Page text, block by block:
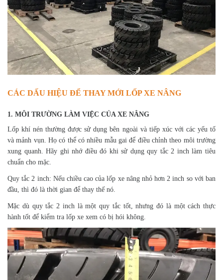
CÁC DẤU HIỆU ĐỂ THAY MỚI LỐP XE NÂNG
1. MÔI TRƯỜNG LÀM VIỆC CỦA XE NÂNG
Lốp khí nén thường được sử dụng bên ngoài và tiếp xúc với các yếu tố
và mảnh vụn. Họ có thể có nhiều mẫu gai để điều chỉnh theo môi trường
xung quanh. Hãy ghi nhớ điều đó khi sử dụng quy tắc 2 inch làm tiêu
chuẩn cho mặc.
Quy tắc 2 inch: Nếu chiều cao của lốp xe nâng nhỏ hơn 2 inch so với ban
đầu, thì đó là thời gian để thay thế nó.
Mặc dù quy tắc 2 inch là một quy tắc tốt, nhưng đó là một cách thực
hành tốt để kiểm tra lốp xe xem có bị hói không.